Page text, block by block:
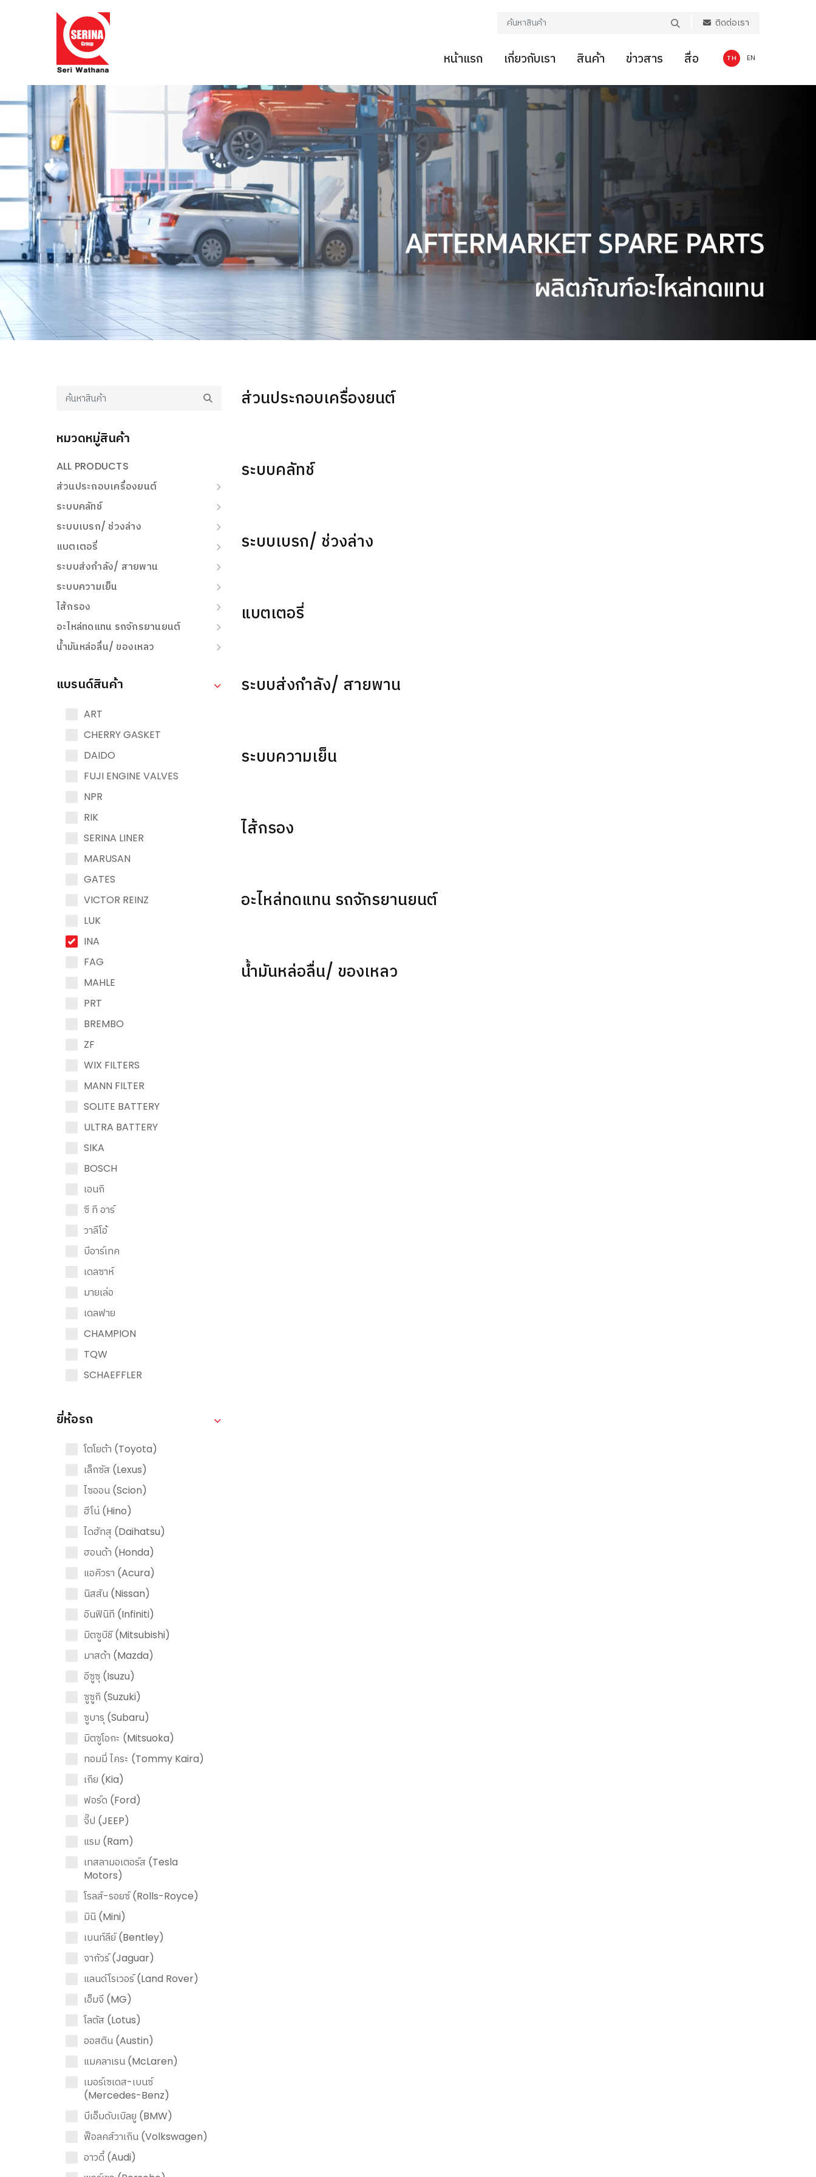
ติดต่อเรา
TH EN
หน้าแรก เกี่ยวกับเรา สินค้า ข่าวสาร สื่อ
หมวดหมู่สินค้า
ALL PRODUCTS
ส่วนประกอบเครื่องยนต์
ระบบคลัทช์
ระบบเบรก/ ช่วงล่าง
แบตเตอรี่
ระบบส่งกำลัง/ สายพาน
ระบบความเย็น
ไส้กรอง
อะไหล่ทดแทน รถจักรยานยนต์
น้ำมันหล่อลื่น/ ของเหลว
แบรนด์สินค้า
ART
CHERRY GASKET
DAIDO
FUJI ENGINE VALVES
NPR
RIK
SERINA LINER
MARUSAN
GATES
VICTOR REINZ
LUK
INA
FAG
MAHLE
PRT
BREMBO
ZF
WIX FILTERS
MANN FILTER
SOLITE BATTERY
ULTRA BATTERY
SIKA
BOSCH
เอนกิ
ซี ที อาร์
วาลีโอ้
บีอาร์เทค
เดลซาห์
มายเล่อ
เดลฟาย
CHAMPION
TQW
SCHAEFFLER
ยี่ห้อรถ
โตโยต้า (Toyota)
เล็กซัส (Lexus)
ไซออน (Scion)
ฮีโน่ (Hino)
ไดฮัทสุ (Daihatsu)
ฮอนด้า (Honda)
แอคิวรา (Acura)
นิสสัน (Nissan)
อินฟินิที (Infiniti)
มิตซูบิชิ (Mitsubishi)
มาสด้า (Mazda)
อีซูซุ (Isuzu)
ซูซูกิ (Suzuki)
ซูบารุ (Subaru)
มิตซูโอกะ (Mitsuoka)
ทอมมี่ ไคระ (Tommy Kaira)
เกีย (Kia)
ฟอร์ด (Ford)
จี๊ป (JEEP)
แรม (Ram)
เทสลามอเตอร์ส (Tesla
Motors)
โรลส์-รอยซ์ (Rolls-Royce)
มินิ (Mini)
เบนท์ลีย์ (Bentley)
จากัวร์ (Jaguar)
แลนด์โรเวอร์ (Land Rover)
เอ็มจี (MG)
โลตัส (Lotus)
ออสติน (Austin)
แมคลาเรน (McLaren)
เมอร์เซเดส-เบนซ์
(Mercedes-Benz)
บีเอ็มดับเบิลยู (BMW)
ฟ็อลคส์วาเกิน (Volkswagen)
อาวดี้ (Audi)
ส่วนประกอบเครื่องยนต์
ระบบคลัทช์
ระบบเบรก/ ช่วงล่าง
แบตเตอรี่
ระบบส่งกำลัง/ สายพาน
ระบบความเย็น
ไส้กรอง
อะไหล่ทดแทน รถจักรยานยนต์
น้ำมันหล่อลื่น/ ของเหลว